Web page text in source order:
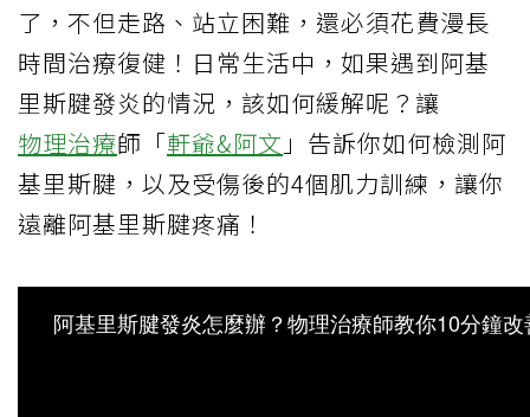
了，不但走路、站立困難，還必須花費漫長
時間治療復健！日常生活中，如果遇到阿基
里斯腱發炎的情況，該如何緩解呢？讓
物理治療師「軒爺&阿文 」告訴你如何檢測阿
基里斯腱，以及受傷後的4個肌力訓練，讓你
遠離阿基里斯腱疼痛！